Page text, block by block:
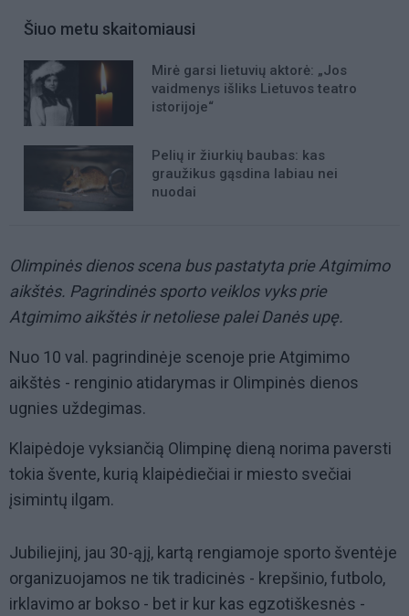
Šiuo metu skaitomiausi
Mirė garsi lietuvių aktorė: „Jos
vaidmenys išliks Lietuvos teatro
istorijoje“
Pelių ir žiurkių baubas: kas
graužikus gąsdina labiau nei
nuodai
Olimpinės dienos scena bus pastatyta prie Atgimimo
aikštės. Pagrindinės sporto veiklos vyks prie
Atgimimo aikštės ir netoliese palei Danės upę.
Nuo 10 val. pagrindinėje scenoje prie Atgimimo
aikštės - renginio atidarymas ir Olimpinės dienos
ugnies uždegimas.
Klaipėdoje vyksiančią Olimpinę dieną norima paversti
tokia švente, kurią klaipėdiečiai ir miesto svečiai
įsimintų ilgam.
Jubiliejinį, jau 30-ąjį, kartą rengiamoje sporto šventėje
organizuojamos ne tik tradicinės - krepšinio, futbolo,
irklavimo ar bokso - bet ir kur kas egzotiškesnės -